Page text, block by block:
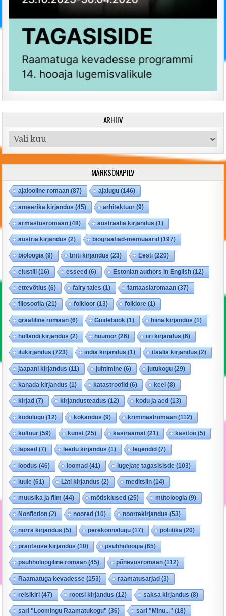
ARHIIV
Arhiiv
MÄRKSÕNAPILV
ajalooline romaan (87) ajalugu (146)
ameerika kirjandus (45) arhitektuur(9)
armastusromaan (48) austraalia kirjandus (1)
austria kirjandus (2) biograafiad-memuaarid (197)
bioloogia (9) briti kirjandus (23) Eesti (220)
elustiil (16) esseed (6) Estonian authors in English (12)
ettevõtlus (6) fairy tales (1) fantaasiaromaan (37)
filosoofia (21) folkloor(13) folklore (1)
graafiline romaan (6) Guidebook (1) hiina kirjandus (1)
hollandi kirjandus (2) huumor(26) iiri kirjandus (6)
ilukirjandus (723) india kirjandus (1) itaalia kirjandus (2)
jaapani kirjandus (11) juhtimine (6) jutukogu (29)
kanada kirjandus (1) katastroofid (6) keel (8)
kirjad (7) kirjandusteadus (12) kodu ja aed (13)
kodulugu (12) kokandus (9) kriminaalromaan (112)
kultuur(59) kunst(25) käsiraamat(21) käsitöö (5)
lapsed (7) leedu kirjandus (1) legendid (7)
loodus (46) loomad (41) lugejate tagasisisde (103)
luule (61) Läti kirjandus (2) meditsiin (14)
muusika ja film (44) mõtisklused (25) mütoloogia (9)
Nonfiction (2) noored (10) noortekirjandus (53)
norra kirjandus (5) perekonnalugu (17) poliitika (20)
prantsuse kirjandus (10) psühholoogia (65)
psühholoogiline romaan (45) põnevusromaan (112)
Raamatuga kevadesse (153) raamatusarjad (3)
reisikiri (47) rootsi kirjandus (12) saksa kirjandus (8)
sari "Loomingu Raamatukogu" (36) sari "Minu..." (18)